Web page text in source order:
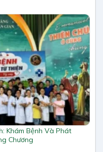
Khám Bệnh Và Phát
Chương